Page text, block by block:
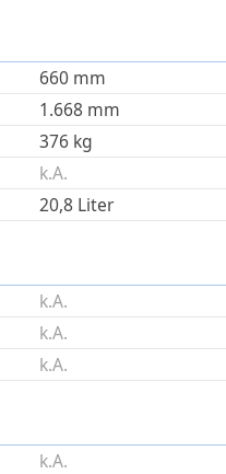
660 mm
1.668 mm
376 kg
k.A.
20,8 Liter
k.A.
k.A.
k.A.
k.A.